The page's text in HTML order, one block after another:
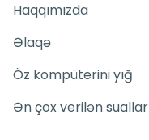
Haqqımızda
Əlaqə
Öz kompüterini yığ
Ən çox verilən suallar